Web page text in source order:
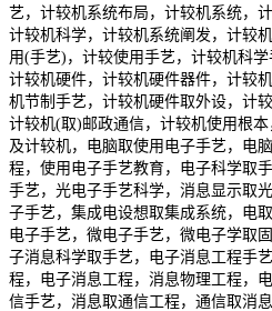
艺，计较机系统布局，计较机系统，
计较机科学，计较机系统阐发，计较
用(手艺)，计较使用手艺，计较机科学
计较机硬件，计较机硬件器件，计较
机节制手艺，计较机硬件取外设，计
计较机(取)邮政通信，计较机使用根
及计较机，电脑取使用电子手艺，电
程，使用电子手艺教育，电子科学取
手艺，光电子手艺科学，消息显示取
子手艺，集成电设想取集成系统，电
电子手艺，微电子手艺，微电子学取
子消息科学取手艺，电子消息工程手
程，电子消息工程，消息物理工程，
信手艺，消息取通信工程，通信取消